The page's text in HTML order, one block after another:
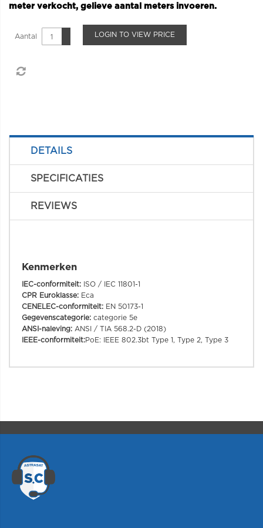
meter verkocht, gelieve aantal meters invoeren.
Aantal LOGIN TO VIEW PRICE
DETAILS
SPECIFICATIES
REVIEWS
Kenmerken
IEC-conformiteit: ISO / IEC 11801-1
CPR Euroklasse: Eca
CENELEC-conformiteit: EN 50173-1
Gegevenscategorie: categorie 5e
ANSI-naleving: ANSI / TIA 568.2-D (2018)
IEEE-conformiteit:PoE: IEEE 802.3bt Type 1, Type 2, Type 3